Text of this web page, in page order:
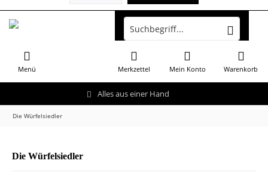
Alles aus einer Hand
Menü Warenkorb
Merkzettel Mein Konto
Die Würfelsiedler
Die Würfelsiedler